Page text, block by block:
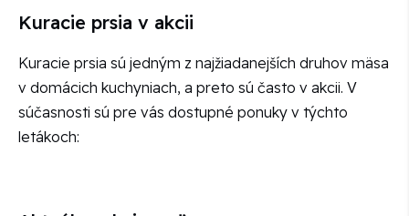
Kuracie prsia v akcii
Kuracie prsia sú jedným z najžiadanejších druhov mäsa
v domácich kuchyniach, a preto sú často v akcii. V
súčasnosti sú pre vás dostupné ponuky v týchto
letákoch: